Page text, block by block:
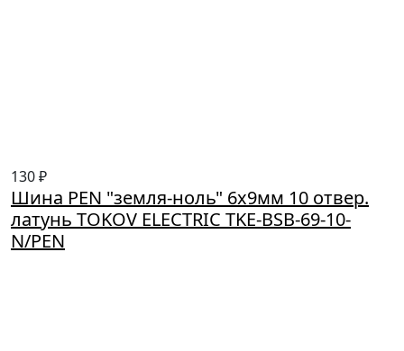
130 ₽
Шина PEN "земля-ноль" 6х9мм 10 отвер.
латунь TOKOV ELECTRIC TKE-BSB-69-10-
N/PEN